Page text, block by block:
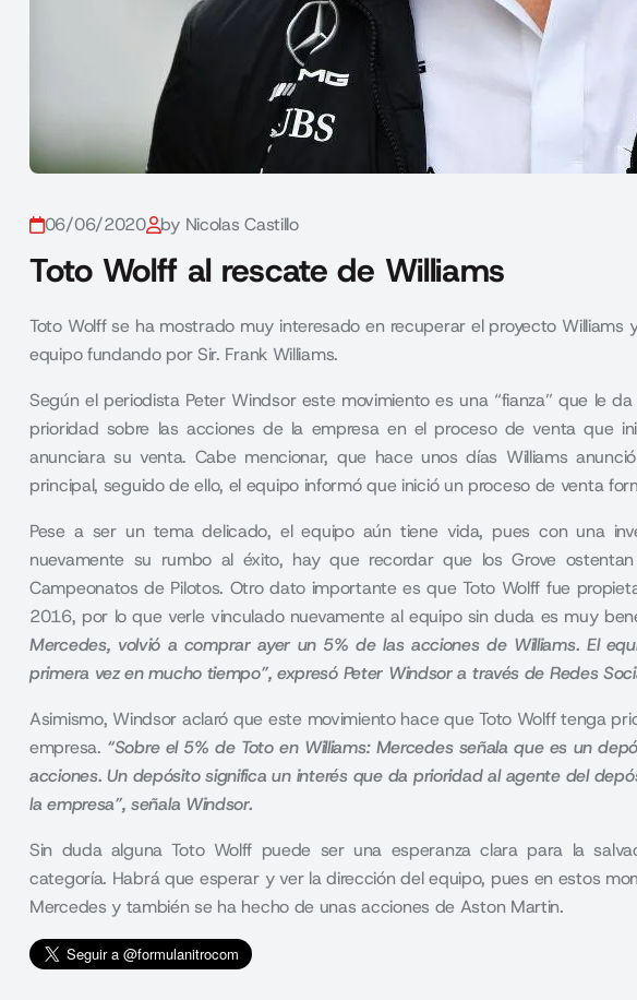
06/06/2020 by Nicolas Castillo
Toto Wolff al rescate de Williams
Toto Wolff se ha mostrado muy interesado en recuperar el proyecto
equipo fundando por Sir. Frank Williams.
Según el periodista Peter Windsor este movimiento es una “fianza” que le
prioridad sobre las acciones de la empresa en el proceso de venta que
anunciara su venta. Cabe mencionar, que hace unos días Williams
principal, seguido de ello, el equipo informó que inició un proceso de venta
Pese a ser un tema delicado, el equipo aún tiene vida, pues con una
nuevamente su rumbo al éxito, hay que recordar que los Grove
Campeonatos de Pilotos. Otro dato importante es que Toto Wolff fue
2016, por lo que verle vinculado nuevamente al equipo sin duda es muy
Mercedes, volvió a comprar ayer un 5% de las acciones de Williams. El
primera vez en mucho tiempo”, expresó Peter Windsor a través de Redes
Asimismo, Windsor aclaró que este movimiento hace que Toto Wolff tenga
empresa. “Sobre el 5% de Toto en Williams: Mercedes señala que es un
acciones. Un depósito significa un interés que da prioridad al agente del
la empresa”, señala Windsor.
Sin duda alguna Toto Wolff puede ser una esperanza clara para la
categoría. Habrá que esperar y ver la dirección del equipo, pues en estos
Mercedes y también se ha hecho de unas acciones de Aston Martin.